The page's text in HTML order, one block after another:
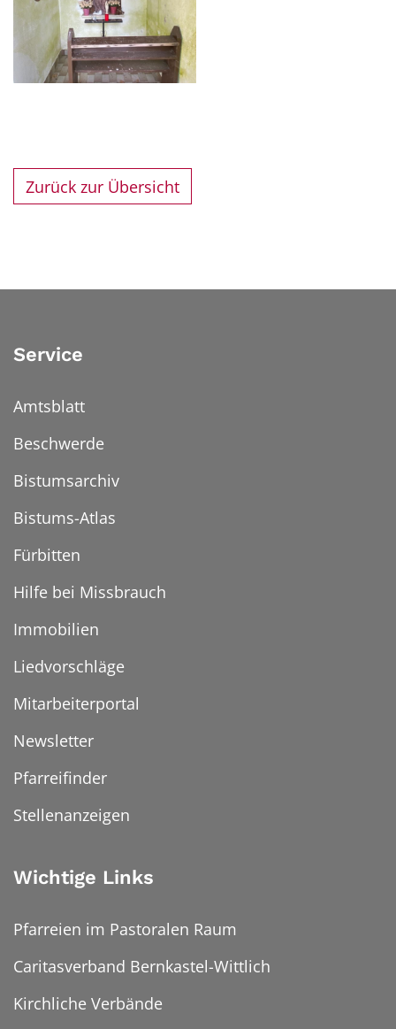
Zurück zur Übersicht
Service
Amtsblatt
Beschwerde
Bistumsarchiv
Bistums-Atlas
Fürbitten
Hilfe bei Missbrauch
Immobilien
Liedvorschläge
Mitarbeiterportal
Newsletter
Pfarreifinder
Stellenanzeigen
Wichtige Links
Pfarreien im Pastoralen Raum
Caritasverband Bernkastel-Wittlich
Kirchliche Verbände